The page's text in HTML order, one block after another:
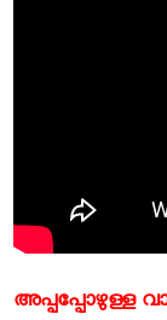
അപ്പപ്പോഴുള്ള